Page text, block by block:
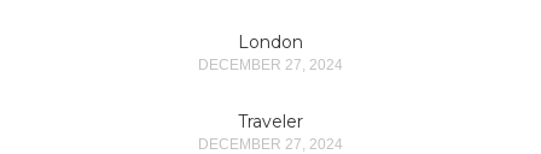
London
DECEMBER 27, 2024
Traveler
DECEMBER 27, 2024